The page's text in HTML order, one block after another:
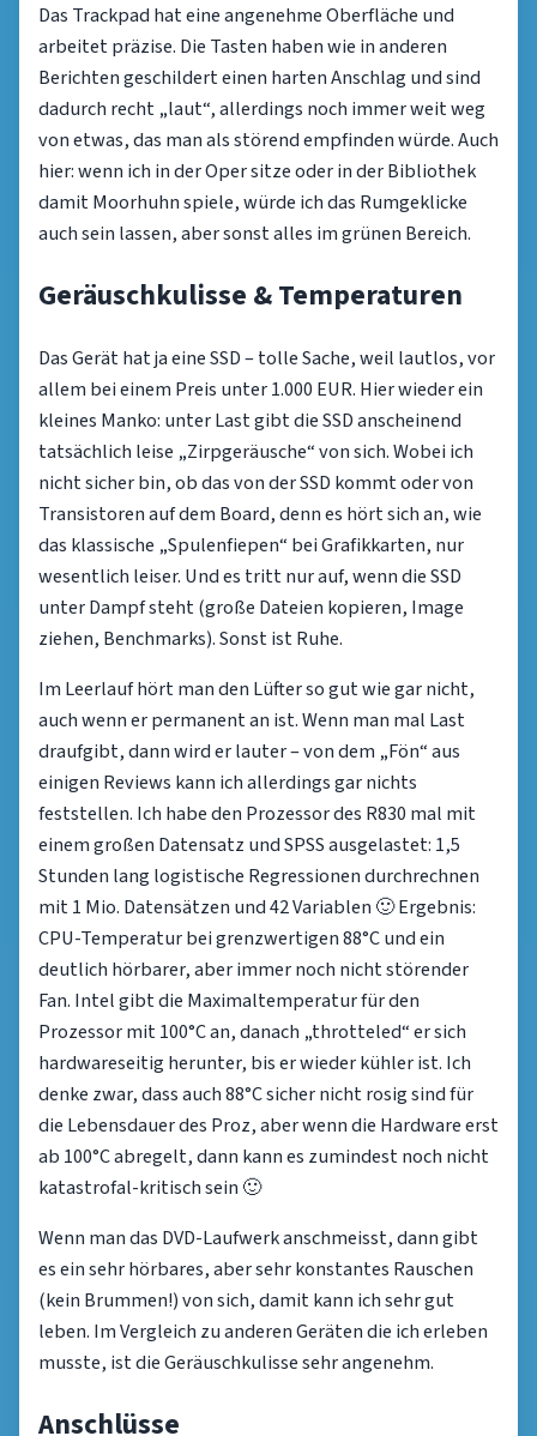
Das Trackpad hat eine angenehme Oberfläche und
arbeitet präzise. Die Tasten haben wie in anderen
Berichten geschildert einen harten Anschlag und sind
dadurch recht „laut“, allerdings noch immer weit weg
von etwas, das man als störend empfinden würde. Auch
hier: wenn ich in der Oper sitze oder in der Bibliothek
damit Moorhuhn spiele, würde ich das Rumgeklicke
auch sein lassen, aber sonst alles im grünen Bereich.
Geräuschkulisse & Temperaturen
Das Gerät hat ja eine SSD – tolle Sache, weil lautlos, vor
allem bei einem Preis unter 1.000 EUR. Hier wieder ein
kleines Manko: unter Last gibt die SSD anscheinend
tatsächlich leise „Zirpgeräusche“ von sich. Wobei ich
nicht sicher bin, ob das von der SSD kommt oder von
Transistoren auf dem Board, denn es hört sich an, wie
das klassische „Spulenfiepen“ bei Grafikkarten, nur
wesentlich leiser. Und es tritt nur auf, wenn die SSD
unter Dampf steht (große Dateien kopieren, Image
ziehen, Benchmarks). Sonst ist Ruhe.
Im Leerlauf hört man den Lüfter so gut wie gar nicht,
auch wenn er permanent an ist. Wenn man mal Last
draufgibt, dann wird er lauter – von dem „Fön“ aus
einigen Reviews kann ich allerdings gar nichts
feststellen. Ich habe den Prozessor des R830 mal mit
einem großen Datensatz und SPSS ausgelastet: 1,5
Stunden lang logistische Regressionen durchrechnen
mit 1 Mio. Datensätzen und 42 Variablen 🙂 Ergebnis:
CPU-Temperatur bei grenzwertigen 88°C und ein
deutlich hörbarer, aber immer noch nicht störender
Fan. Intel gibt die Maximaltemperatur für den
Prozessor mit 100°C an, danach „throtteled“ er sich
hardwareseitig herunter, bis er wieder kühler ist. Ich
denke zwar, dass auch 88°C sicher nicht rosig sind für
die Lebensdauer des Proz, aber wenn die Hardware erst
ab 100°C abregelt, dann kann es zumindest noch nicht
katastrofal-kritisch sein 🙂
Wenn man das DVD-Laufwerk anschmeisst, dann gibt
es ein sehr hörbares, aber sehr konstantes Rauschen
(kein Brummen!) von sich, damit kann ich sehr gut
leben. Im Vergleich zu anderen Geräten die ich erleben
musste, ist die Geräuschkulisse sehr angenehm.
Anschlüsse